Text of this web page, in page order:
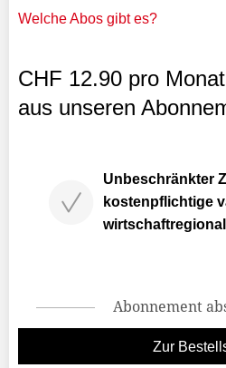
Welche Abos gibt es?
CHF 12.90 pro
aus unseren
Unbeschränkter
kostenpflichtige
Abonnement
Zur